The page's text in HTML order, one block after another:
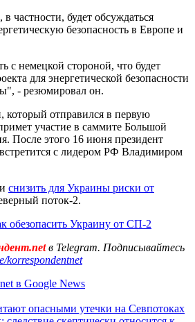
частности, будет обсуждаться
безопасность в Европе и
с немецкой стороной, что будет
для энергетической безопасности
- резюмировал он.
который отправился в первую
участие в саммите Большой
После этого 16 июня президент
с лидером РФ Владимиром
снизить для Украины риски от
поток-2.
обезопасить Украину от СП-2
в Telegram. Подписывайтесь
korrespondentnet
в Google News
опасными утечки на Севпотоках